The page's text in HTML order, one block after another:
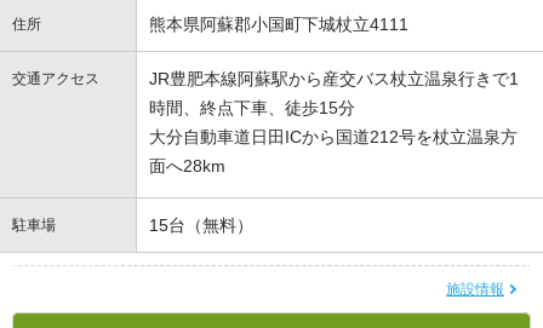
住所 熊本県阿蘇郡小国町下城杖立4111
交通アクセス
JR豊肥本線阿蘇駅から産交バス杖立温泉行きで1
時間、終点下車、徒歩15分
大分自動車道日田ICから国道212号を杖立温泉方
面へ28km
駐車場 15台（無料）
施設情報